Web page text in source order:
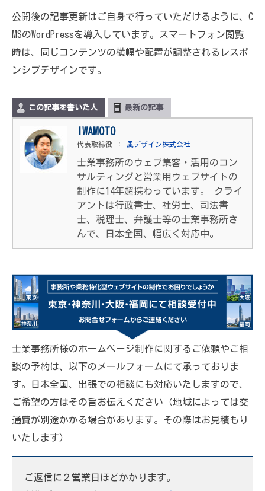
公開後の記事更新はご自身で行っていただけるように、C
MSのWordPressを導入しています。スマートフォン閲覧
時は、同じコンテンツの横幅や配置が調整されるレスポ
ンシブデザインです。
この記事を書いた人 最新の記事
IWAMOTO
代表取締役 ： 風デザイン株式会社
士業事務所のウェブ集客・活用のコン
サルティングと営業用ウェブサイトの
制作に14年超携わっています。 クライ
アントは行政書士、社労士、司法書
士、税理士、弁護士等の士業事務所さ
んで、日本全国、幅広く対応中。
士業事務所様のホームページ制作に関するご依頼やご相
談の予約は、以下のメールフォームにて承っておりま
す。日本全国、出張での相談にも対応いたしますので、
ご希望の方はその旨お伝えください（地域によっては交
通費が別途かかる場合があります。その際はお見積もり
いたします）
ご返信に２営業日ほどかかります。